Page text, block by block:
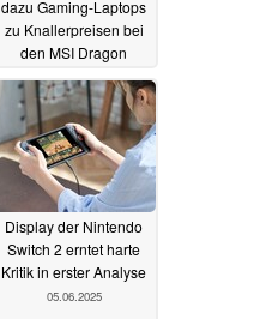
dazu Gaming-Laptops
zu Knallerpreisen bei
den MSI Dragon
Weeks (Ad)05.06.2025
Display der Nintendo
Switch 2 erntet harte
Kritik in erster Analyse
05.06.2025